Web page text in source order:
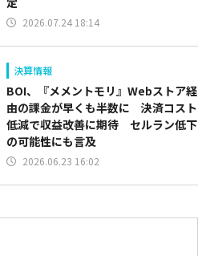
2026.07.24 18:14
決算情報
BOI、『メメントモリ』Webストア経
由の課金が早くも半数に 決済コスト
低減で収益改善に期待 セルラン低下
の可能性にも言及
2026.06.23 16:02